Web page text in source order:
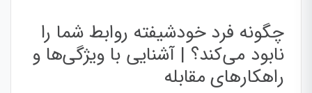
چگونه فرد خودشیفته روابط شما را
نابود می‌کند؟ | آشنایی با ویژگی‌ها و
راهکارهای مقابله